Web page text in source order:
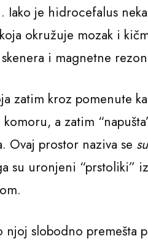
je hidrocefalus
okružuje mozak i
i magnetne
zatim kroz pomenute
a zatim
Ovaj prostor naziva se
su uronjeni “prstoliki”
njoj slobodno premešta